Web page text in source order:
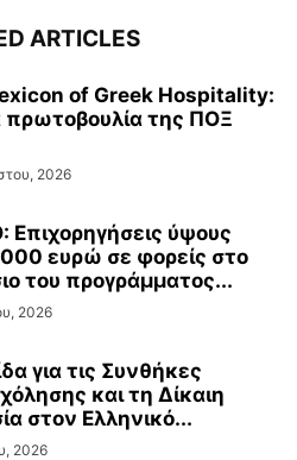
ARTICLES
of Greek Hospitality:
πρωτοβουλία της ΠΟΞ
2026
ύψους
ευρώ σε φορείς στο
του προγράμματος...
2026
για τις Συνθήκες
και τη Δίκαιη
στον Ελληνικό...
2026